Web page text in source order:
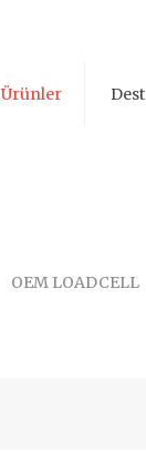
Ürünler
OEM LOADCELL